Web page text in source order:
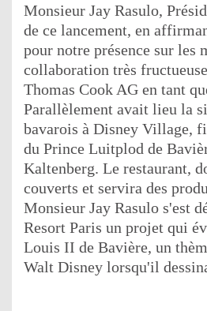
Monsieur Jay Rasulo,
de ce lancement, en
pour notre présence sur les
collaboration très
Thomas Cook AG en tant
Parallèlement avait lieu la
bavarois à Disney Village,
du Prince Luitplod de
Kaltenberg. Le restaurant,
couverts et servira des
Monsieur Jay Rasulo s'est
Resort Paris un projet qui
Louis II de Bavière, un
Walt Disney lorsqu'il